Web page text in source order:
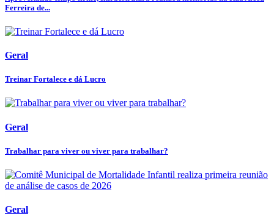
Ferreira de...
Geral
Treinar Fortalece e dá Lucro
Geral
Trabalhar para viver ou viver para trabalhar?
Geral